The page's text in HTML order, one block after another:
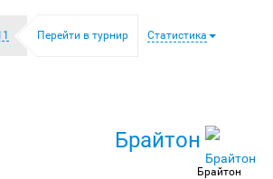
Перейти в турнир Статистика
Брайтон
Брайтон